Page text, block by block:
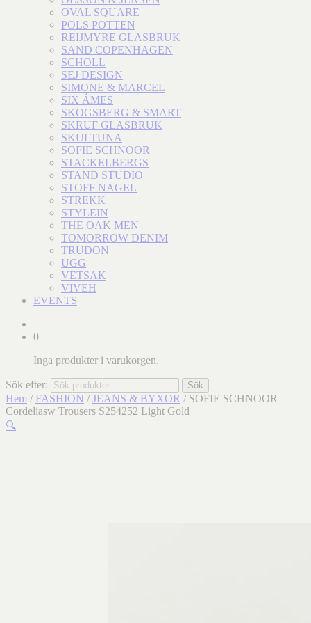
OVAL SQUARE
POLS POTTEN
REIJMYRE GLASBRUK
SAND COPENHAGEN
SCHOLL
SEJ DESIGN
SIMONE & MARCEL
SIX ÁMES
SKOGSBERG & SMART
SKRUF GLASBRUK
SKULTUNA
SOFIE SCHNOOR
STACKELBERGS
STAND STUDIO
STOFF NAGEL
STREKK
STYLEIN
THE OAK MEN
TOMORROW DENIM
TRUDON
UGG
VETSAK
VIVEH
EVENTS
0
Inga produkter i varukorgen.
Sök efter: Sök
Hem / FASHION / JEANS & BYXOR / SOFIE SCHNOOR
Cordeliasw Trousers S254252 Light Gold
🔍